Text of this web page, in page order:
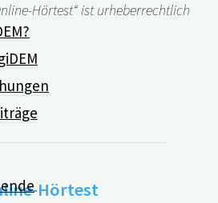
Hörtest“ ist urheberrechtlich
Rabas – digiDEM Bayern – FAU
Hörtest